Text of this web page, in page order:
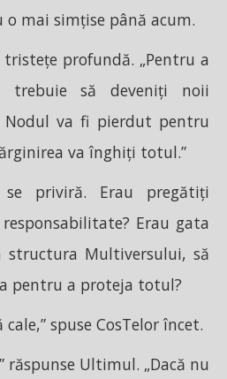
o mai simțise până acum.
profundă. „Pentru a
trebuie să deveniți noii
Nodul va fi pierdut pentru
va înghiți totul.”
se priviră. Erau pregătiți
Erau gata
structura Multiversului, să
pentru a proteja totul?
spuse CosTelor încet.
răspunse Ultimul. „Dacă nu